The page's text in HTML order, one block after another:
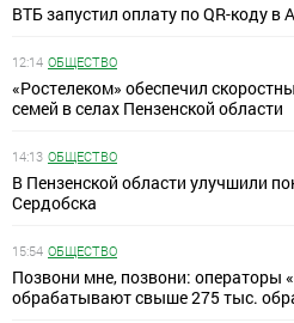
ВТБ запустил оплату по QR-коду в
12:14 ОБЩЕСТВО
«Ростелеком» обеспечил
семей в селах Пензенской области
14:13 ОБЩЕСТВО
В Пензенской области улучшили
Сердобска
15:54 ОБЩЕСТВО
Позвони мне, позвони: операторы
обрабатывают свыше 275 тыс.